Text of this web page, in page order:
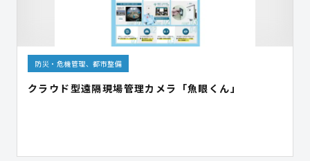
防災・危機管理、都市整備
クラウド型遠隔現場管理カメラ「魚眼くん」